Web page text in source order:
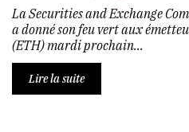
La Securities and Exchange
a donné son feu vert aux
(ETH) mardi prochain...
Lire la suite